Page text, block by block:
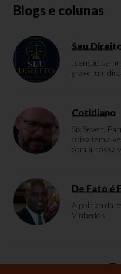
Blogs e colunas
Seu
Isenção de
grave: um
Cotidiano
Six Seven,
coisa tem a
com a nossa
De Fato é
A política da
Vinhedos